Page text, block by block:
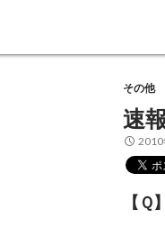
その他
速
2010
【